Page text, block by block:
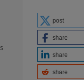
post
share
share
share